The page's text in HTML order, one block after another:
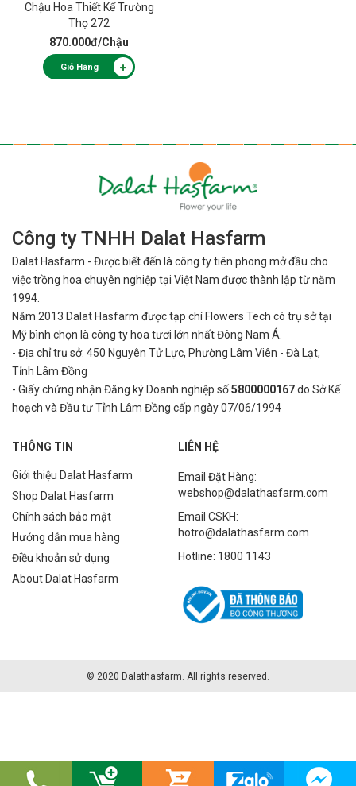
Chậu Hoa Thiết Kế Trường
Thọ 272
870.000đ/Chậu
Giỏ Hàng
Công ty TNHH Dalat Hasfarm
Dalat Hasfarm - Được biết đến là công ty tiên phong mở đầu cho
việctrồng hoa chuyên nghiệp tại Việt Nam được thành lập từ năm
1994.
Năm 2013 Dalat Hasfarm được tạp chí Flowers Tech có trụ sở tại
Mỹ bình chọn là công ty hoa tươi lớn nhất Đông Nam Á.
- Địa chỉ trụ sở: 450 Nguyên Tử Lực, Phường Lâm Viên - Đà Lạt,
Tỉnh Lâm Đồng
- Giấy chứng nhận Đăng ký Doanh nghiệp số5800000167do Sở Kế
hoạch và Đầu tư Tỉnh Lâm Đồng cấp ngày 07/06/1994
THÔNG TIN
Giới thiệu Dalat Hasfarm
Shop Dalat Hasfarm
Chính sách bảo mật
Hướng dẫn mua hàng
Điều khoản sử dụng
About Dalat Hasfarm
LIÊN HỆ
Email Đặt Hàng:
webshop@dalathasfarm.com
Email CSKH:
hotro@dalathasfarm.com
Hotline: 1800 1143
© 2020 Dalathasfarm. All rights reserved.